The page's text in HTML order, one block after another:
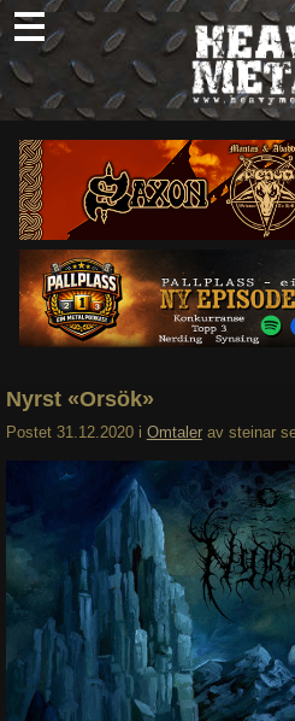
Skip
to
content
Om
Søk
Nyrst «Orsök»
Postet 31.12.2020 i Omtaler av steinar